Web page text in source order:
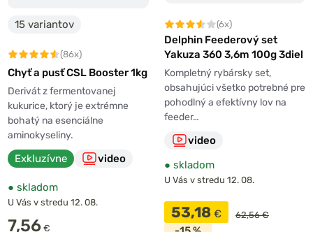
15 variantov
(86x)
Chyť a pusť CSL Booster 1kg
Derivát z fermentovanej
kukurice, ktorý je extrémne
bohatý na esenciálne
aminokyseliny.
Exkluzívne video
● skladom
U Vás v stredu 12. 08.
7,56 €
(6x)
Delphin Feederový set
Yakuza 360 3,6m 100g 3diel
Kompletný rybársky set,
obsahujúci všetko potrebné pre
pohodlný a efektívny lov na
feeder…
video
● skladom
U Vás v stredu 12. 08.
53,18 € 62,56 €